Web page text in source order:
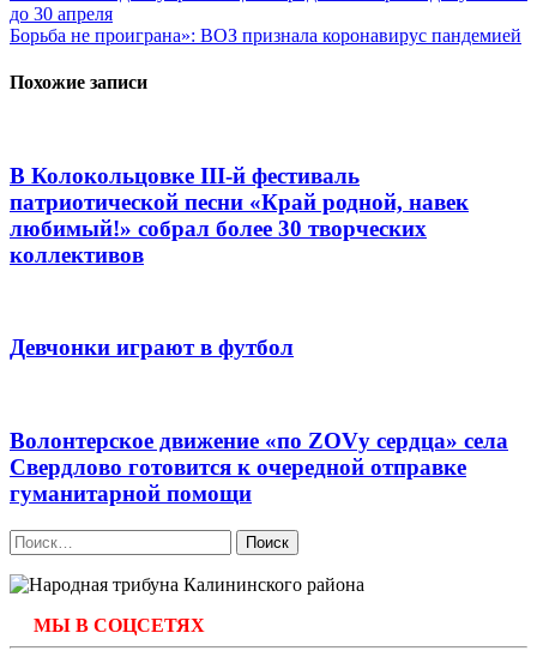
по
до 30 апреля
Борьба не проиграна»: ВОЗ признала коронавирус пандемией
Похожие записи
В Колокольцовке III-й фестиваль
патриотической песни «Край родной, навек
любимый!» собрал более 30 творческих
коллективов
Девчонки играют в футбол
Волонтерское движение «по ZOVу сердца» села
Свердлово готовится к очередной отправке
гуманитарной помощи
Найти:
МЫ В СОЦСЕТЯХ